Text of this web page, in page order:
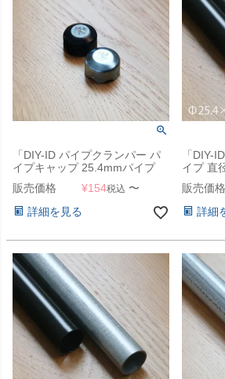
「DIY-ID パイプクランパー パ
イプキャップ 25.4mmパイプ
用」
販売価格 ¥154税込 〜
詳細を見る
「DIY-
イプ 直
販売
詳細